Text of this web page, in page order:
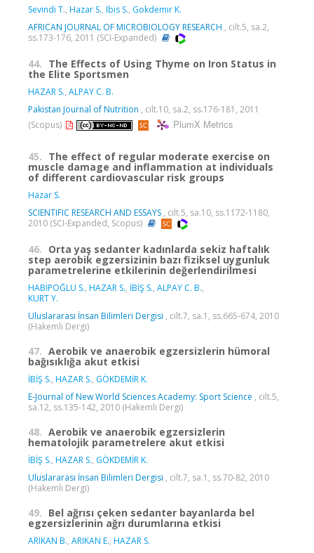
Sevindi T., Hazar S., Ibis S., Gokdemir K.
AFRICAN JOURNAL OF MICROBIOLOGY RESEARCH , cilt.5, sa.2,
ss.173-176, 2011 (SCI-Expanded)
44. The Effects of Using Thyme on Iron Status in
the Elite Sportsmen
HAZAR S., ALPAY C. B.
Pakistan Journal of Nutrition , cilt.10, sa.2, ss.176-181, 2011
(Scopus)
PlumX Metrics
45. The effect of regular moderate exercise on
muscle damage and inflammation at individuals
of different cardiovascular risk groups
Hazar S.
SCIENTIFIC RESEARCH AND ESSAYS , cilt.5, sa.10, ss.1172-1180,
2010 (SCI-Expanded, Scopus)
46. Orta yaş sedanter kadınlarda sekiz haftalık
step aerobik egzersizinin bazı fiziksel uygunluk
parametrelerine etkilerinin değerlendirilmesi
HABİPOĞLU S., HAZAR S., İBİŞ S., ALPAY C. B.,
KURT Y.
Uluslararası İnsan Bilimleri Dergisi , cilt.7, sa.1, ss.665-674, 2010
(Hakemli Dergi)
47. Aerobik ve anaerobik egzersizlerin hümoral
bağısıklığa akut etkisi
İBİŞ S., HAZAR S., GÖKDEMİR K.
E-Journal of New World Sciences Academy: Sport Science , cilt.5,
sa.12, ss.135-142, 2010 (Hakemli Dergi)
48. Aerobik ve anaerobik egzersizlerin
hematolojik parametrelere akut etkisi
İBİŞ S., HAZAR S., GÖKDEMİR K.
Uluslararası İnsan Bilimleri Dergisi , cilt.7, sa.1, ss.70-82, 2010
(Hakemli Dergi)
49. Bel ağrısı çeken sedanter bayanlarda bel
egzersizlerinin ağrı durumlarına etkisi
ARIKAN B., ARIKAN E., HAZAR S.